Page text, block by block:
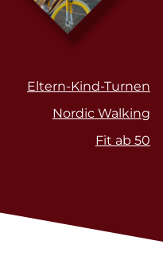
Eltern-Kind-Turnen
Nordic Walking
Fit ab 50